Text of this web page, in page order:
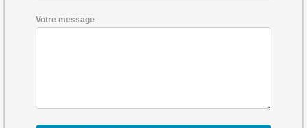
Votre message